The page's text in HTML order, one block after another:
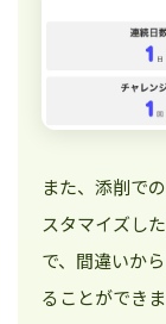
また、添削で
スタマイズし
で、間違いか
ることができま